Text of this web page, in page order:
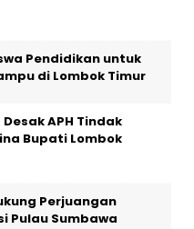
Pendidikan untuk
di Lombok Timur
APH Tindak
Bupati Lombok
Perjuangan
Pulau Sumbawa